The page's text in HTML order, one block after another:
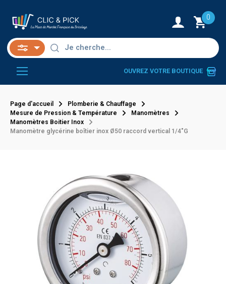
0
OUVREZ VOTRE BOUTIQUE
Page d'accueil
Plomberie & Chauffage
Mesure de Pression & Température
Manomètres
Manomètres Boitier Inox
Manomètre glycérine boîtier inox Ø50 raccord vertical 1/4"G